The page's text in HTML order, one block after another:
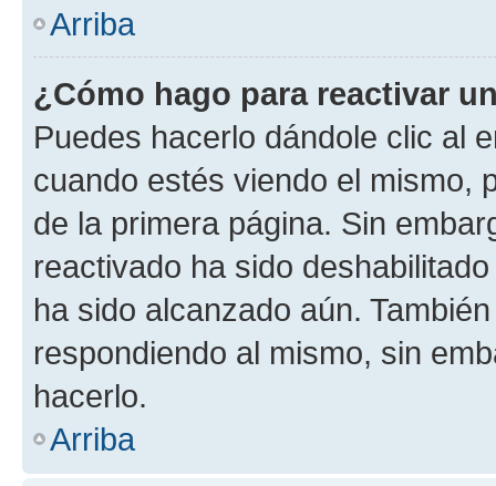
Arriba
¿Cómo hago para reactivar
Puedes hacerlo dándole clic al
cuando estés viendo el mismo,
de la primera página. Sin
reactivado ha sido
ha sido alcanzado aún.
respondiendo al mismo, sin
hacerlo.
Arriba